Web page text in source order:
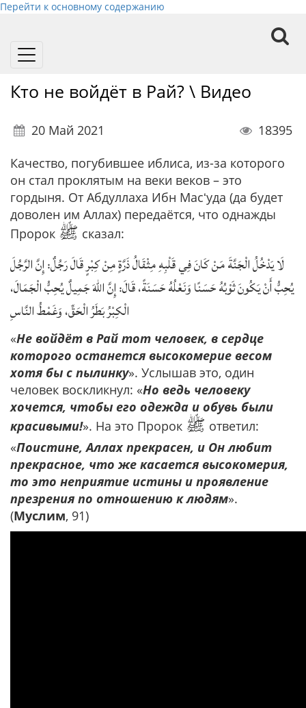
Перейти к основному содержанию
Toggle
Кто не войдёт в Рай? \ Видео
20 Май 2021
18395
Качество, погубившее иблиса, из-за которого
он стал проклятым на веки веков – это
гордыня. От Абдуллаха Ибн Масʻуда (да будет
доволен им Аллах) передаётся, что однажды
Пророк ﷺ сказал:
لَا يَدْخُلُ الْجَنَّةَ مَنْ كَانَ فِي قَلْبِهِ مِثْقَالُ ذَرَّةٍ مِنْ كِبْرٍ قَالَ رَجُلٌ: إِنَّ الرَّجُلَ
يُحِبُّ أَنْ يَكُونَ ثَوْبُهُ حَسَنًا وَنَعْلُهُ حَسَنَةً، قَالَ: إِنَّ اللهَ جَمِيلٌ يُحِبُّ الْجَمَالَ،
الْكِبْرُ بَطَرُ الْحَقِّ، وَغَمْطُ النَّاسِ
«Не войдёт в Рай тот человек, в сердце
которого останется высокомерие весом
хотя бы с пылинку». Услышав это, один
человек воскликнул: «Но ведь человеку
хочется, чтобы его одежда и обувь были
красивыми!». На это Пророк ﷺ ответил:
«Поистине, Аллах прекрасен, и Он любит
прекрасное, что же касается высокомерия,
то это неприятие истины и проявление
презрения по отношению к людям».
(Муслим, 91)